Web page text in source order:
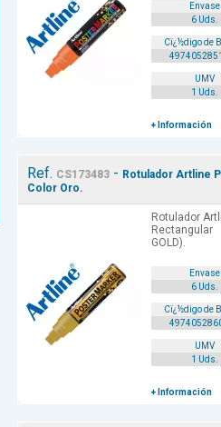
Envase
6 Uds.
Cï¿½digo de
UMV
1 Uds.
+ Información
Ref. CS173483- Rotulador Artline
Color Oro.
Rotulador
GOLD).
Envase
6 Uds.
Cï¿½digo de
UMV
1 Uds.
+ Información